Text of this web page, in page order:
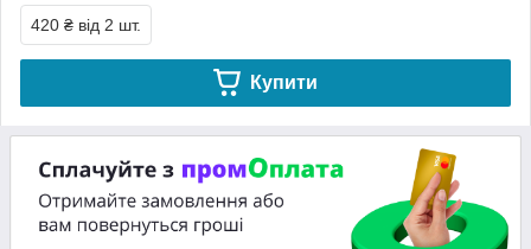
420 ₴ від 2 шт.
Купити